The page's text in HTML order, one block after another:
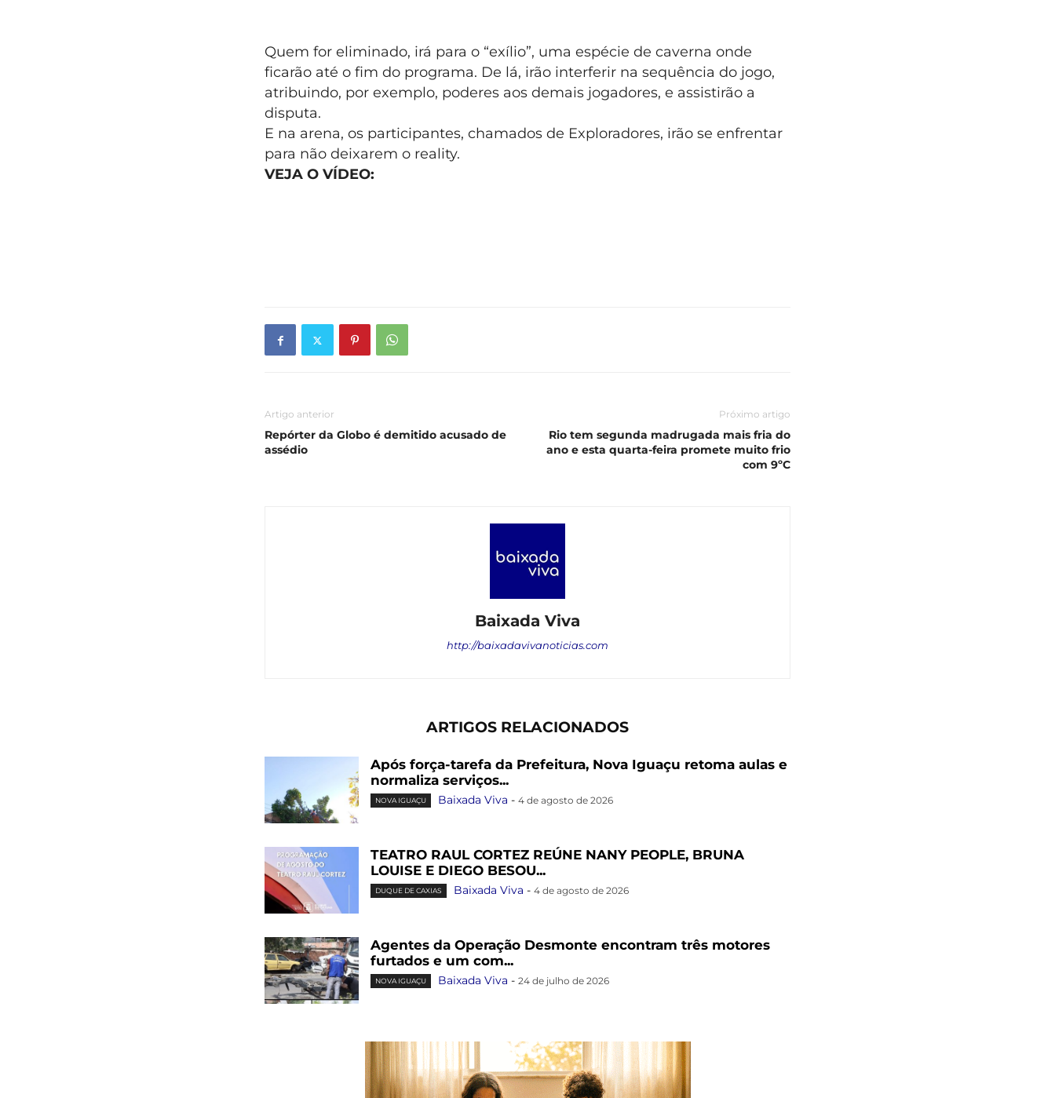
Quem for eliminado, irá para o “exílio”, uma espécie de caverna onde
ficarão até o fim do programa. De lá, irão interferir na sequência do jogo,
atribuindo, por exemplo, poderes aos demais jogadores, e assistirão a
disputa.
E na arena, os participantes, chamados de Exploradores, irão se enfrentar
para não deixarem o reality.
VEJA O VÍDEO:
Artigo anterior
Repórter da Globo é demitido acusado de
assédio
Próximo artigo
Rio tem segunda madrugada mais fria do
ano e esta quarta-feira promete muito frio
com 9ºC
Baixada Viva
http://baixadavivanoticias.com
ARTIGOS RELACIONADOS
Após força-tarefa da Prefeitura, Nova Iguaçu retoma aulas e
normaliza serviços...
NOVA IGUAÇU Baixada Viva - 4 de agosto de 2026
TEATRO RAUL CORTEZ REÚNE NANY PEOPLE, BRUNA
LOUISE E DIEGO BESOU...
DUQUE DE CAXIAS Baixada Viva - 4 de agosto de 2026
Agentes da Operação Desmonte encontram três motores
furtados e um com...
NOVA IGUAÇU Baixada Viva - 24 de julho de 2026